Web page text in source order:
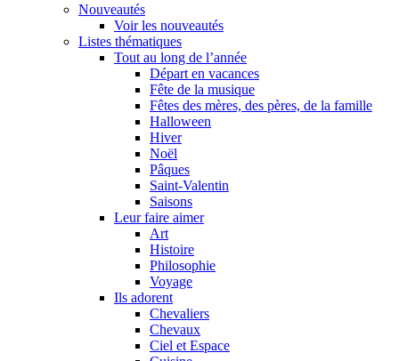
Nouveautés
Voir les nouveautés
Listes thématiques
Tout au long de l’année
Départ en vacances
Fête de la musique
Fêtes des mères, des pères, de la famille
Halloween
Hiver
Noël
Pâques
Saint-Valentin
Saisons
Leur faire aimer
Art
Histoire
Philosophie
Voyage
Ils adorent
Chevaliers
Chevaux
Ciel et Espace